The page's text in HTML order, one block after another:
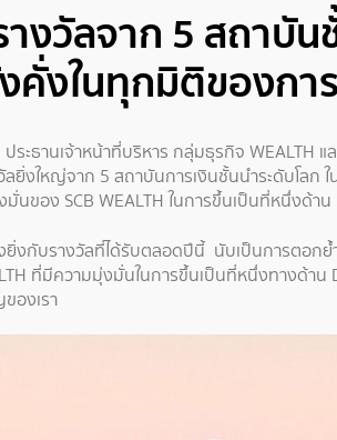
างวัลจาก 5 สถา
คั่งในทุกมิติของกา
ระธานเจ้าหน้าที่บริหาร กลุ่มธุรกิจ WEALTH
งใหญ่จาก 5 สถาบันการเงินชั้นนำระดับโล
นของ SCB WEALTH ในการขึ้นเป็นที่หนึ่งด้
ยิ่งกับรางวัลที่ได้รับตลอดปีนี้ นับเป็นการตอ
ที่มีความมุ่งมั่นในการขึ้นเป็นที่หนึ่งทางด้าน
องเรา